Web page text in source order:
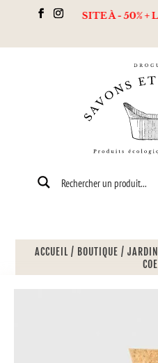
/!\ TOUT LE SITE À - 50% +
ACCUEIL / BOUTIQUE /